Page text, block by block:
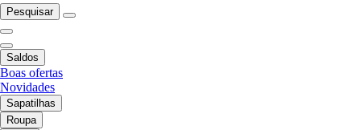
Pesquisar
Saldos
Boas ofertas
Novidades
Sapatilhas
Roupa